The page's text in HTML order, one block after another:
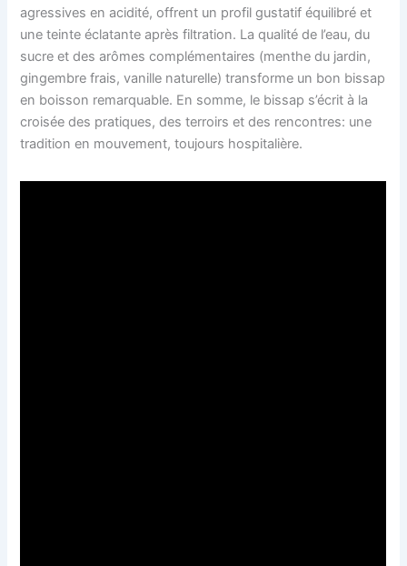
agressives en acidité, offrent un profil gustatif équilibré et
une teinte éclatante après filtration. La qualité de l’eau, du
sucre et des arômes complémentaires (menthe du jardin,
gingembre frais, vanille naturelle) transforme un bon bissap
en boisson remarquable. En somme, le bissap s’écrit à la
croisée des pratiques, des terroirs et des rencontres: une
tradition en mouvement, toujours hospitalière.